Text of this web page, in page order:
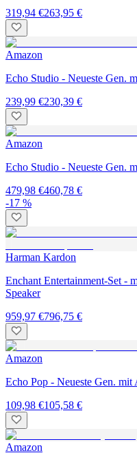
319,94 €263,95 €
Amazon
Echo Studio - Neueste Gen.
239,99 €230,39 €
Amazon
Echo Studio - Neueste Gen.
479,98 €460,78 €
-17 %
Harman Kardon
Enchant Entertainment-Set -
Speaker
959,97 €796,75 €
Amazon
Echo Pop - Neueste Gen. mit
109,98 €105,58 €
Amazon